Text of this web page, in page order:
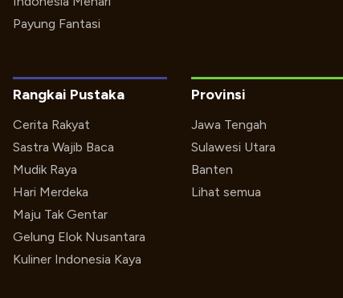
Payung Fantasi
Rangkai Pustaka
Cerita Rakyat
Sastra Wajib Baca
Mudik Raya
Hari Merdeka
Maju Tak Gentar
Gelung Elok Nusantara
Kuliner Indonesia Kaya
Provinsi
Jawa Tengah
Sulawesi Utara
Banten
Lihat semua